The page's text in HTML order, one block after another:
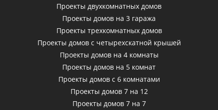
Проекты двухкомнатных домов
Проекты домов на 3 гаража
Проекты трехкомнатных домов
Проекты домов с четырехскатной крышей
Проекты домов на 4 комнаты
Проекты домов на 5 комнат
Проекты домов с 6 комнатами
Проекты домов 7 на 12
Проекты домов 7 на 7